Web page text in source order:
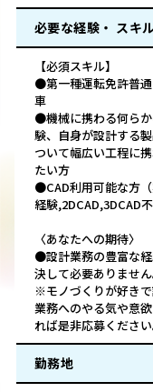
必要な経験・ スキ
【必須スキル】
●第一種運転免許普
車
●機械に携わる何ら
験、自身が設計する
ついて幅広い工程に
たい方
●CAD利用可能な方
経験,2DCAD,3DCAD不
〈あなたへの期待〉
●設計業務の豊富な
決して必要ありません
※モノづくりが好き
業務へのやる気や意
れば是非応募ください
勤務地